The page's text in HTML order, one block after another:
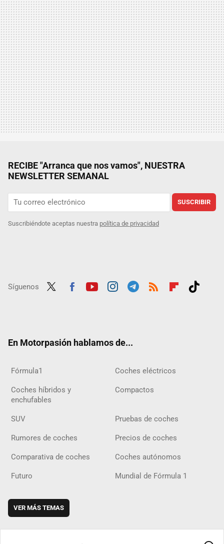
RECIBE "Arranca que nos vamos", NUESTRA
NEWSLETTER SEMANAL
SUSCRIBIR
Suscribiéndote aceptas nuestra política de privacidad
Síguenos
En Motorpasión hablamos de...
Fórmula1 Coches eléctricos
Coches híbridos y
enchufables
Compactos
SUV Pruebas de coches
Rumores de coches Precios de coches
Comparativa de coches Coches autónomos
Futuro Mundial de Fórmula 1
VER MÁS TEMAS